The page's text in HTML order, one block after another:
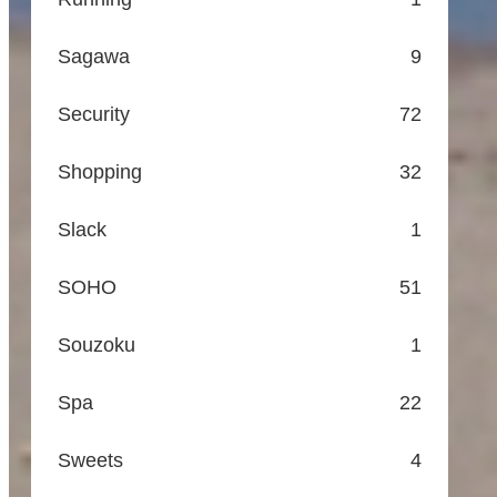
Sagawa 9
Security 72
Shopping 32
Slack 1
SOHO 51
Souzoku 1
Spa 22
Sweets 4